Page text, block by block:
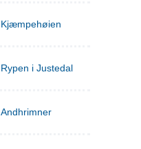
Kjæmpehøien
Rypen i Justedal
Andhrimner